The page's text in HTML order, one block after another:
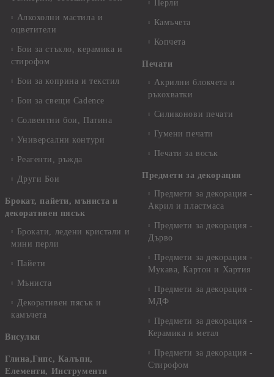
Алкохолни мастила и
оцветители
Бои за стъкло, керамика и
стирофом
Бои за коприна и текстил
Бои за свещи Cadence
Солвентни бои, Патина
Универсални контури
Реагенти, ръжда
Други Бои
Брокат, пайети, мъниста и
декоративен пясък
Брокати, ледени кристали и
мини перли
Пайети
Мъниста
Декоративен пясък и
камъчета
Висулки
Глина,Гипс, Калъпи,
Елементи, Инструменти
Перли
Камъчета
Копчета
Печати
Акрилни блокчета и
ръкохватки
Силиконови печати
Гумени печати
Печати за восък
Предмети за декорация
Предмети за декорация -
Акрил и пластмаса
Предмети за декорация -
Дърво
Предмети за декорация -
Мукава, Картон и Хартия
Предмети за декорация -
МДФ
Предмети за декорация -
Керамика и метал
Предмети за декорация -
Стирофом